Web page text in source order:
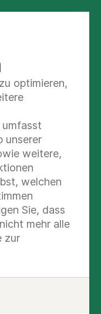
auf die
chronischer
optimieren,
umfasst
unserer
weitere,
welchen
Sie, dass
mehr alle
zur